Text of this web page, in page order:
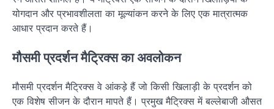
योगदान और प्रभावशीलता का मूल्यांकन करने के लिए एक मात्रात्मक
आधार प्रदान करते हैं।
मौसमी प्रदर्शन मैट्रिक्स का अवलोकन
मौसमी प्रदर्शन मैट्रिक्स वे आंकड़े हैं जो किसी खिलाड़ी के प्रदर्शन को
एक विशेष सीजन के दौरान मापते हैं। प्रमुख मैट्रिक्स में बल्लेबाजी औसत